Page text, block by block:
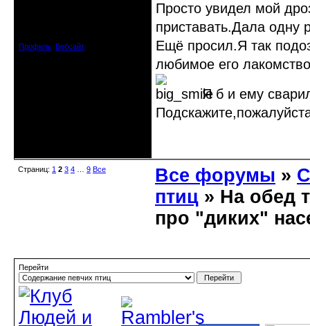
Профиль Вебсайт
Просто увидел мой
приставать.Дала одну
Ещё просил.Я так
любимое его
Я б и ему
Страниц: 1 2 3 4 9 Все Все форумы »
птиц » На обед
про "диких"
Перейти